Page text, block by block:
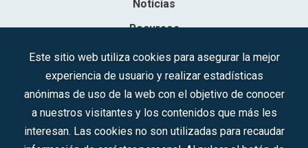
Noticias
Recursos
Contacto
Sociedad Mercantil Estatal para la Gestión de la Innovación y las
C.I.F.: A-81/874.984
Este sitio web utiliza cookies para asegurar la mejor
experiencia de usuario y realizar estadísticas
anónimas de uso de la web con el objetivo de conocer
a nuestros visitantes y los contenidos que más les
interesan. Las cookies no son utilizadas para recaudar